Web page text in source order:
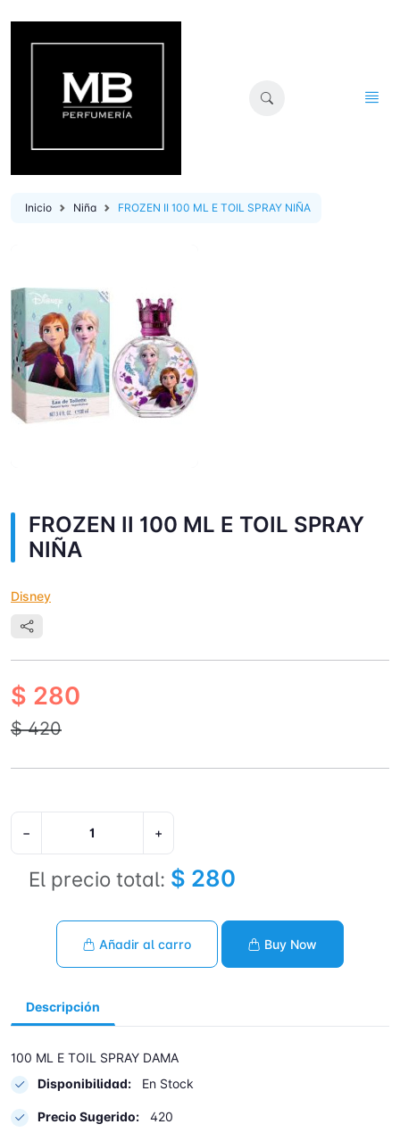
Inicio Niña FROZEN II 100 ML E TOIL SPRAY NIÑA
FROZEN II 100 ML E TOIL SPRAY
NIÑA
Disney
$ 280
$ 420
− +
El precio total: $ 280
Añadir al carro Buy Now
Descripción
100 ML E TOIL SPRAY DAMA
Disponibilidad:
En Stock
Precio Sugerido: 420